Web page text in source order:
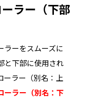
ラー（下部
ラーをスムーズに
と下部に使用され
ラー（別名：上
ーラー（別名：下